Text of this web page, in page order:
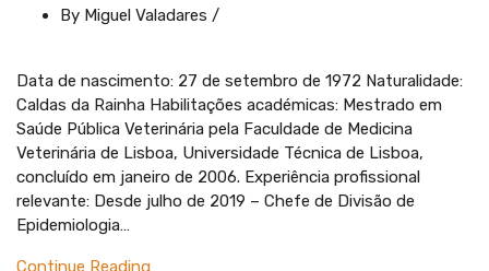
By Miguel Valadares /
Data de nascimento: 27 de setembro de 1972 Naturalidade:
Caldas da Rainha Habilitações académicas: Mestrado em
Saúde Pública Veterinária pela Faculdade de Medicina
Veterinária de Lisboa, Universidade Técnica de Lisboa,
concluído em janeiro de 2006. Experiência profissional
relevante: Desde julho de 2019 – Chefe de Divisão de
Epidemiologia…
Continue Reading